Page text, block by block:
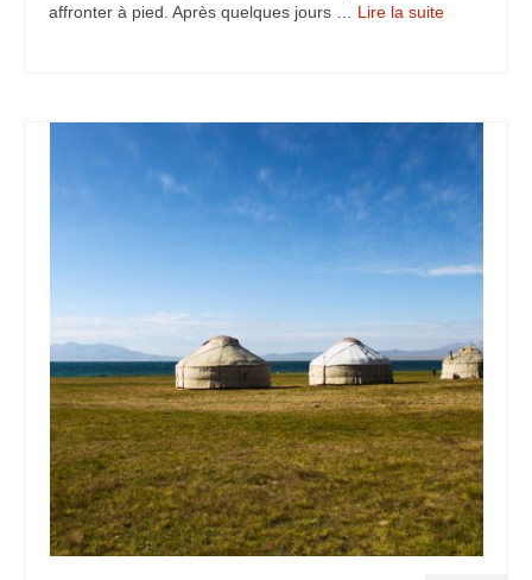
affronter à pied. Après quelques jours … Lire la suite­­